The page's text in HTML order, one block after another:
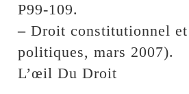
P99-109.
– Droit constitutionnel
politiques, mars 2007).
L’œil Du Droit